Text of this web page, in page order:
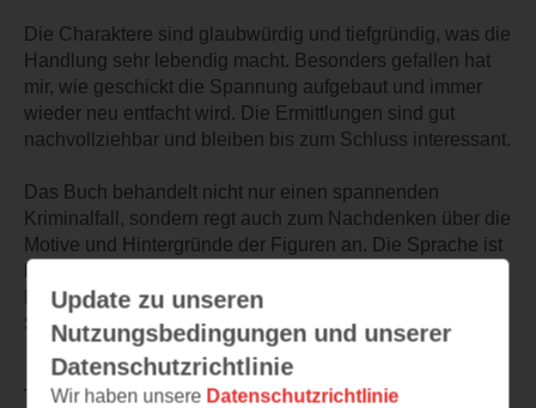
Die Charaktere sind glaubwürdig und tiefgründig, was die
Handlung sehr lebendig macht. Besonders gefallen hat
mir, wie geschickt die Spannung aufgebaut und immer
wieder neu entfacht wird. Die Ermittlungen sind gut
nachvollziehbar und bleiben bis zum Schluss interessant.
Das Buch behandelt nicht nur einen spannenden
Kriminalfall, sondern regt auch zum Nachdenken über die
Motive und Hintergründe der Figuren an. Die Sprache ist
klar und präzise, sodass das Lesen sehr angenehm ist.
Für alle, die Krimis mit Tiefgang und einer fesselnden
Story mögen, ist „Mit kalter Hand“ eine klare Empfehlung.
TEILEN
Update zu unseren
Nutzungsbedingungen und unserer
Datenschutzrichtlinie
Wir haben unsere Datenschutzrichtlinie